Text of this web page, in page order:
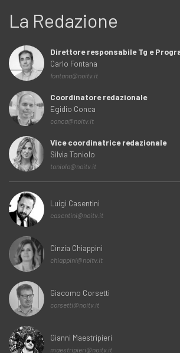
La Redazione
Direttore responsabile Tg e
Carlo Fontana
fontana@noitv.it
Coordinatore redazionale
Egidio Conca
conca@noitv.it
Vice coordinatrice redazionale
Silvia Toniolo
toniolo@noitv.it
Luigi Casentini
casentini@noitv.it
Cinzia Chiappini
chiappini@noitv.it
Giacomo Corsetti
corsetti@noitv.it
Gianni Maestripieri
maestripieri@noitv.it